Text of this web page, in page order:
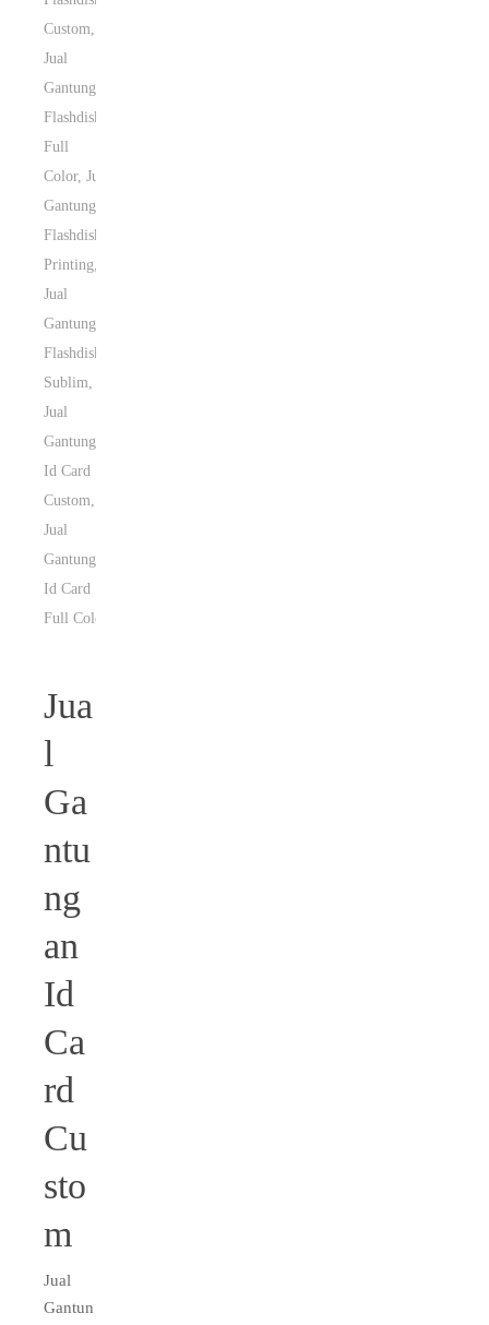
Custom,
Jual
Gantungan
Flashdisk
Full
Color, Jual
Gantungan
Flashdisk
Printing,
Jual
Gantungan
Flashdisk
Sublim,
Jual
Gantungan
Id Card
Custom,
Jual
Gantungan
Id Card
Full Color
Jua
l
Ga
ntu
ng
an
Id
Ca
rd
Cu
sto
m
Jual
Gantun